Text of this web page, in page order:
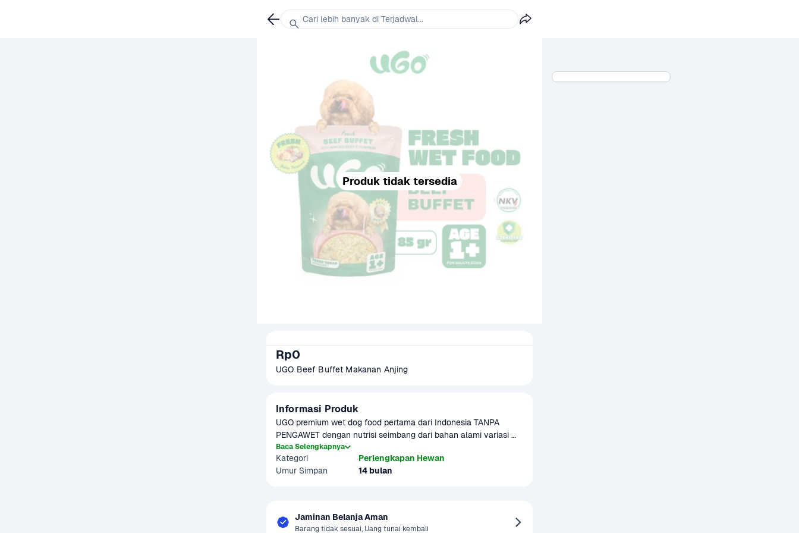
Produk tidak tersedia
Rp0
UGO Beef Buffet Makanan Anjing
Informasi Produk
UGO premium wet dog food pertama dari Indonesia TANPA
PENGAWET dengan nutrisi seimbang dari bahan alami variasi
daging & sayuran asli.  Diperkaya nutrisi seimbang untuk
mendukung kesehatan dan energi harian, makanan basah ini
memiliki tekstur yang lembut dan rasa lezat yang disukai anjing.
UGO wet food:
Baca Selengkapnya
Kategori
Perlengkapan Hewan
Umur Simpan
14 bulan
Jaminan Belanja Aman
Barang tidak sesuai, Uang tunai kembali
Cari lebih banyak di Terjadwal...